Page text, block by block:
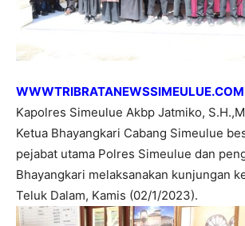
Kapolres Simeulue Akbp Jatmiko,
Ketua Bhayangkari Cabang Simeulue
pejabat utama Polres Simeulue dan
Bhayangkari melaksanakan kunjungan
Teluk Dalam, Kamis (02/1/2023).